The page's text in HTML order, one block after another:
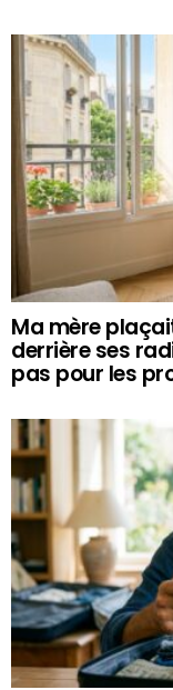
Ma mère
derrière ses
pas pour les